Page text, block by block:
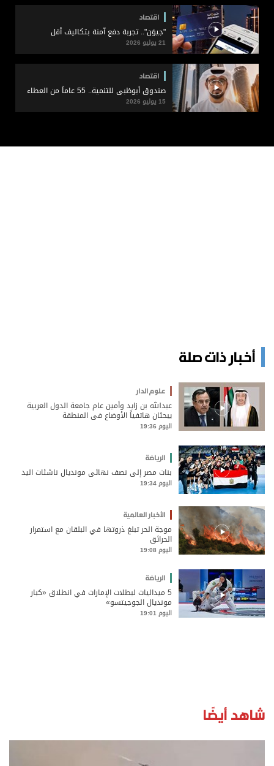
اقتصاد
"جيوَن".. تجربة دفع آمنة بتكاليف أقل
21 يوليو 2026
اقتصاد
صندوق أبوظبي للتنمية.. 55 عاماً من العطاء
15 يوليو 2026
أخبار ذات صلة
علوم الدار
عبدالله بن زايد وأمين عام جامعة الدول العربية
يبحثان هاتفياً الأوضاع في المنطقة
اليوم 19:36
الرياضة
بنات مصر إلى نصف نهائي مونديال ناشئات اليد
اليوم 19:34
الأخبار العالمية
موجة الحر تبلغ ذروتها في البلقان مع استمرار
الحرائق
اليوم 19:08
الرياضة
5 ميداليات لبطلات الإمارات في انطلاق «كبار
مونديال الجوجيتسو»
اليوم 19:01
شاهد أيضًا